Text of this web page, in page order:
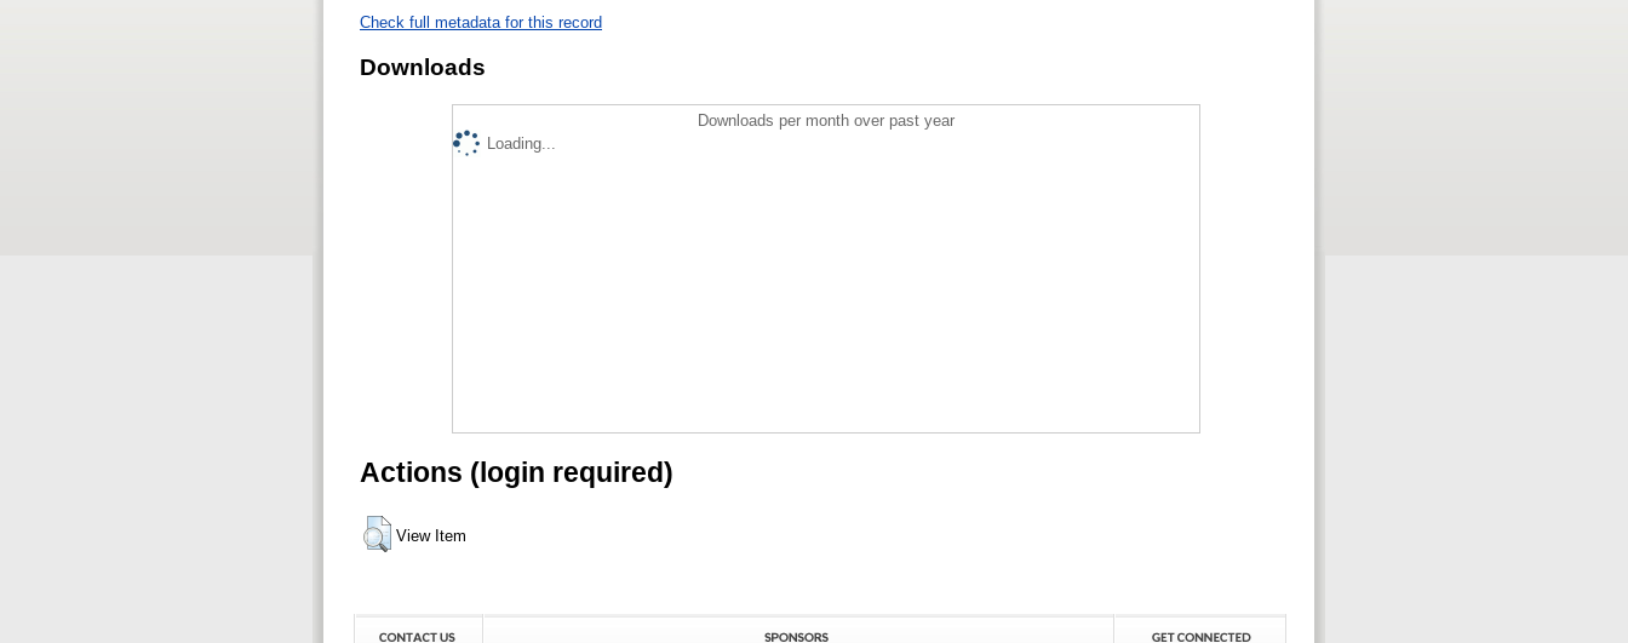
Check full metadata for this record
Downloads
Downloads per month over past year
Loading...
Actions (login required)
View Item